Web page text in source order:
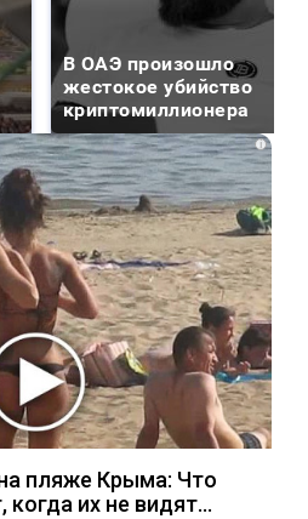
В ОАЭ произошло
жестокое убийство
криптомиллионера
i
пляже Крыма: Что
их не видят...